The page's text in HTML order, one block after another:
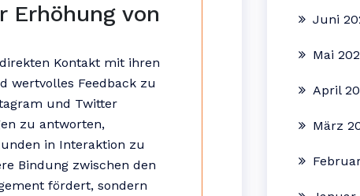
Erhöhung von
Kontakt mit ihren
wertvolles Feedback zu
und Twitter
zu antworten,
in Interaktion zu
Bindung zwischen den
fördert, sondern
Juni
Mai
April
März